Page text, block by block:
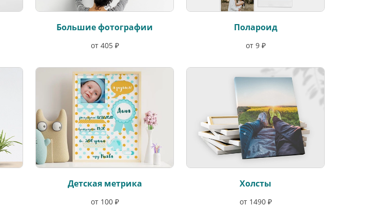
Большие фотографии
от 405 ₽
Полароид
от 9 ₽
Детская метрика
от 100 ₽
Холсты
от 1490 ₽